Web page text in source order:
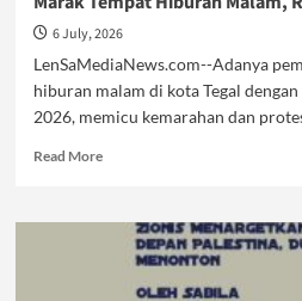
6 July, 2026
LenSaMediaNews.com--Adanya
hiburan malam di kota Tegal
2026, memicu kemarahan dan
Read MoreRead
Marak
Tempat
Hiburan
Malam,